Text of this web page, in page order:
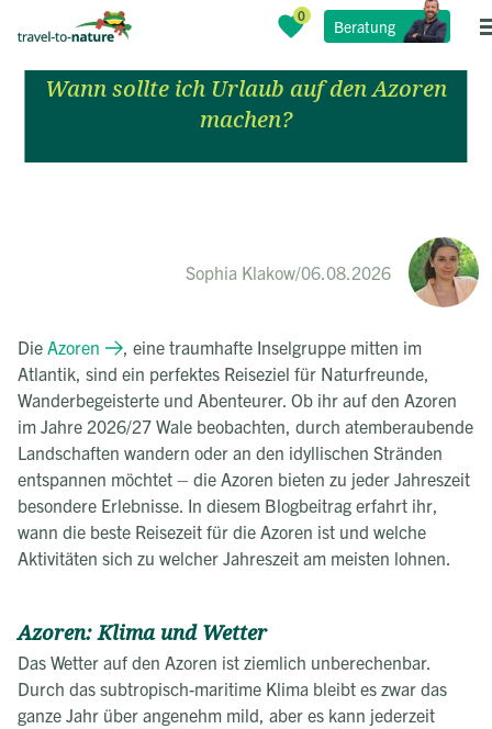
Beratung
Beste Reisezeit für die Azoren
Wann sollte ich Urlaub auf den Azoren
machen?
Sophia Klakow/06.08.2026
Die Azoren
, eine traumhafte Inselgruppe mitten im
Atlantik, sind ein perfektes Reiseziel für Naturfreunde,
Wanderbegeisterte und Abenteurer. Ob ihr auf den Azoren
im Jahre 2026/27 Wale beobachten, durch atemberaubende
Landschaften wandern oder an den idyllischen Stränden
entspannen möchtet – die Azoren bieten zu jeder Jahreszeit
besondere Erlebnisse. In diesem Blogbeitrag erfahrt ihr,
wann die beste Reisezeit für die Azoren ist und welche
Aktivitäten sich zu welcher Jahreszeit am meisten lohnen.
Azoren: Klima und Wetter
Das Wetter auf den Azoren ist ziemlich unberechenbar.
Durch das subtropisch-maritime Klima bleibt es zwar das
ganze Jahr über angenehm mild, aber es kann jederzeit